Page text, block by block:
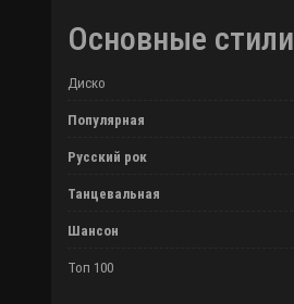
Основные стили
Диско
Популярная
Русский рок
Танцевальная
Шансон
Топ 100